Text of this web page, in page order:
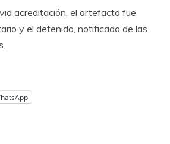
acreditación, el artefacto fue
y el detenido, notificado de las